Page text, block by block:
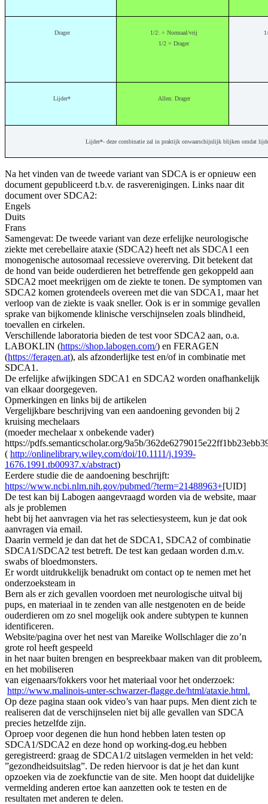
Drager
1/2: = Normaal/vrij
1/2 = Drager
Lijder* Allen: Drager
Lijder*- deze combinatie zal in praktijk onwaarschijnlijk blijken omdat
Na het vinden van de tweede variant van SDCA is er opnieuw een
document gepubliceerd t.b.v. de rasverenigingen. Links naar dit
document over SDCA2:
Engels
Duits
Frans
Samengevat: De tweede variant van deze erfelijke neurologische
ziekte met cerebellaire ataxie (SDCA2) heeft net als SDCA1 een
monogenische autosomaal recessieve overerving. Dit betekent dat
de hond van beide ouderdieren het betreffende gen gekoppeld aan
SDCA2 moet meekrijgen om de ziekte te tonen. De symptomen van
SDCA2 komen grotendeels overeen met die van SDCA1, maar het
verloop van de ziekte is vaak sneller. Ook is er in sommige gevallen
sprake van bijkomende klinische verschijnselen zoals blindheid,
toevallen en cirkelen.
Verschillende laboratoria bieden de test voor SDCA2 aan, o.a.
LABOKLIN (https://shop.labogen.com/) en FERAGEN
(https://feragen.at), als afzonderlijke test en/of in combinatie met
SDCA1.
De erfelijke afwijkingen SDCA1 en SDCA2 worden onafhankelijk
van elkaar doorgegeven.
Opmerkingen en links bij de artikelen
Vergelijkbare beschrijving van een aandoening gevonden bij 2
kruising mechelaars
(moeder mechelaar x onbekende vader)
https://pdfs.semanticscholar.org/9a5b/
( http://onlinelibrary.wiley.com/doi/10.1111/j.1939-
1676.1991.tb00937.x/abstract)
Eerdere studie die de aandoening beschrijft:
https://www.ncbi.nlm.nih.gov/pubmed/?term=21488963+[UID]
De test kan bij Labogen aangevraagd worden via de website, maar
als je problemen
hebt bij het aanvragen via het ras selectiesysteem, kun je dat ook
aanvragen via email.
Daarin vermeld je dan dat het de SDCA1, SDCA2 of combinatie
SDCA1/SDCA2 test betreft. De test kan gedaan worden d.m.v.
swabs of bloedmonsters.
Er wordt uitdrukkelijk benadrukt om contact op te nemen met het
onderzoeksteam in
Bern als er zich gevallen voordoen met neurologische uitval bij
pups, en materiaal in te zenden van alle nestgenoten en de beide
ouderdieren om zo snel mogelijk ook andere subtypen te kunnen
identificeren.
Website/pagina over het nest van Mareike Wollschlager die zo’n
grote rol heeft gespeeld
in het naar buiten brengen en bespreekbaar maken van dit probleem,
en het mobiliseren
van eigenaars/fokkers voor het materiaal voor het onderzoek:
http://www.malinois-unter-schwarzer-flagge.de/html/ataxie.html.
Op deze pagina staan ook video’s van haar pups. Men dient zich te
realiseren dat de verschijnselen niet bij alle gevallen van SDCA
precies hetzelfde zijn.
Oproep voor degenen die hun hond hebben laten testen op
SDCA1/SDCA2 en deze hond op working-dog.eu hebben
geregistreerd: graag de SDCA1/2 uitslagen vermelden in het veld:
”gezondheidsuitslag”. De reden hiervoor is dat je het dan kunt
opzoeken via de zoekfunctie van de site. Men hoopt dat duidelijke
vermelding anderen ertoe kan aanzetten ook te testen en de
resultaten met anderen te delen.